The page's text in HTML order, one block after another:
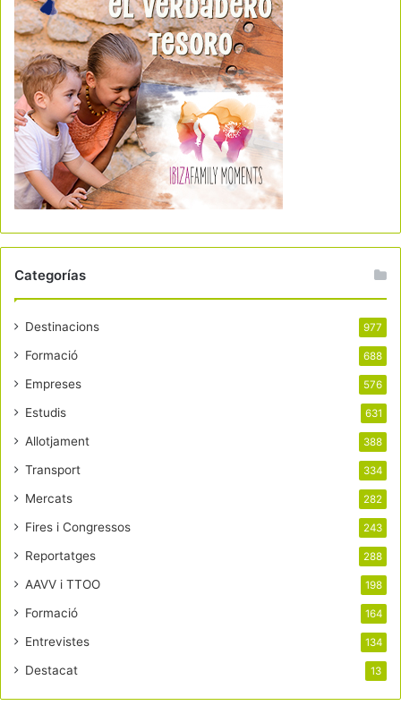
Categorías
Destinacions 977
Formació 688
Empreses 576
Estudis 631
Allotjament 388
Transport 334
Mercats 282
Fires i Congressos 243
Reportatges 288
AAVV i TTOO 198
Formació 164
Entrevistes 134
Destacat 13